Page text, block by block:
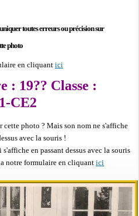
toutes erreurs ou précision sur
photo
en cliquant ici
: 19?? Classe :
CE2
cette photo ? Mais son nom ne s'affiche
avec la souris !
en passant dessus avec la souris
notre formulaire en cliquant ici
DECLARATION PREALABLE
en ligne
pouvez profiter de lasaisine par
déposer votredemande
d’urbanisme